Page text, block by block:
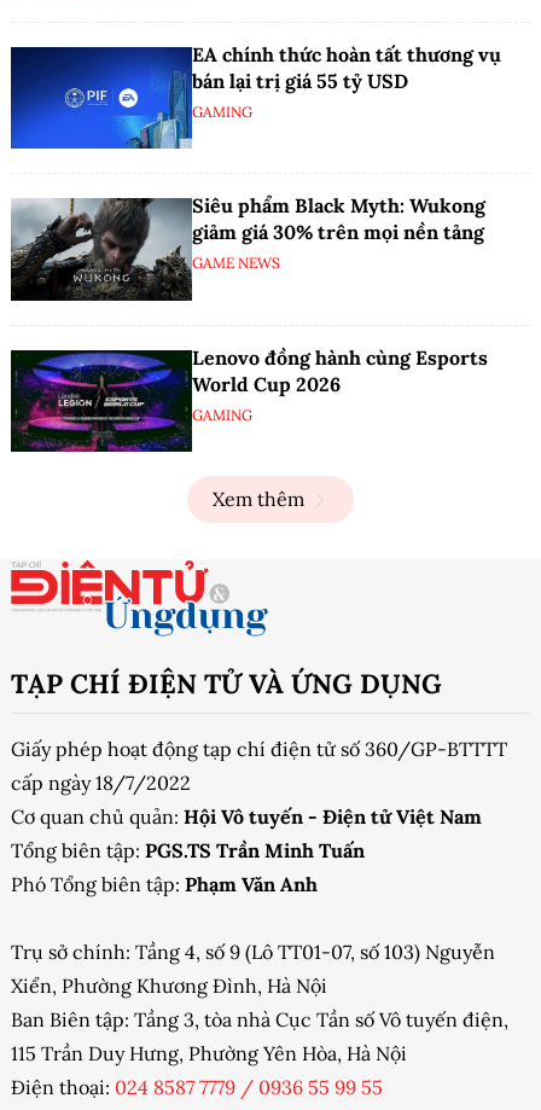
EA chính thức hoàn tất thương vụ
bán lại trị giá 55 tỷ USD
GAMING
Siêu phẩm Black Myth: Wukong
giảm giá 30% trên mọi nền tảng
GAME NEWS
Lenovo đồng hành cùng Esports
World Cup 2026
GAMING
Xem thêm
TẠP CHÍ ĐIỆN TỬ VÀ ỨNG DỤNG
Giấy phép hoạt động tạp chí điện tử số 360/GP-BTTTT
cấp ngày 18/7/2022
Cơ quan chủ quản: Hội Vô tuyến - Điện tử Việt Nam
Tổng biên tập: PGS.TS Trần Minh Tuấn
Phó Tổng biên tập: Phạm Văn Anh
Trụ sở chính: Tầng 4, số 9 (Lô TT01-07, số 103) Nguyễn
Xiển, Phường Khương Đình, Hà Nội
Ban Biên tập: Tầng 3, tòa nhà Cục Tần số Vô tuyến điện,
115 Trần Duy Hưng, Phường Yên Hòa, Hà Nội
Điện thoại: 024 8587 7779 / 0936 55 99 55